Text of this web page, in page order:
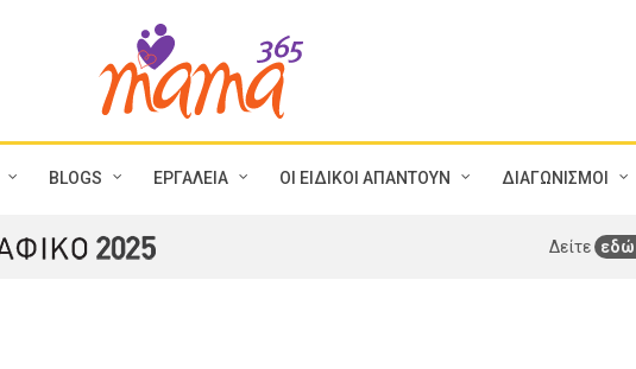
BLOGS ΕΡΓΑΛΕΙΑ ΟΙ ΕΙΔΙΚΟΙ ΑΠΑΝΤΟΥΝ ΔΙΑΓΩΝΙΣΜΟΙ
Δείτε εδώ